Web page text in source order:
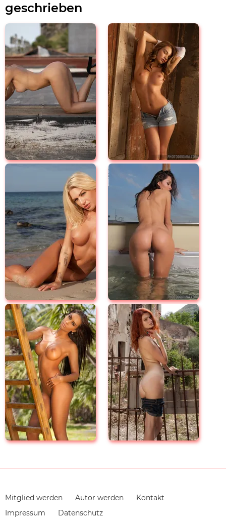
geschrieben
Navigation
überspringen
Mitglied werden Autor werden
Kontakt
Impressum
Datenschutz